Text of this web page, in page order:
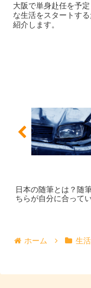
大阪で単身赴任を予
な生活をスタートす
紹介します。
日本の随筆とは？随
ちらが自分に合って
ホーム 生活